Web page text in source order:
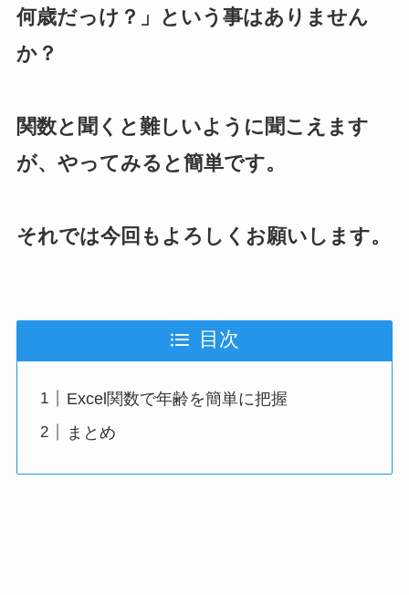
何歳だっけ？」という事はありません
か？
関数と聞くと難しいように聞こえます
が、やってみると簡単です。
それでは今回もよろしくお願いします。
目次
Excel関数で年齢を簡単に把握
まとめ